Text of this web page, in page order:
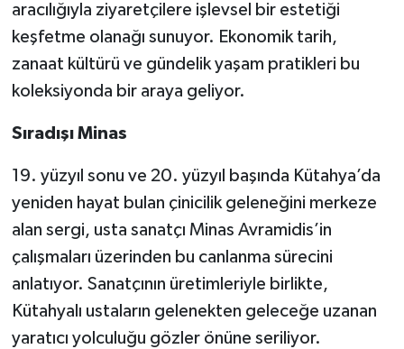
aracılığıyla ziyaretçilere işlevsel bir estetiği
keşfetme olanağı sunuyor. Ekonomik tarih,
zanaat kültürü ve gündelik yaşam pratikleri bu
koleksiyonda bir araya geliyor.
Sıradışı Minas
19. yüzyıl sonu ve 20. yüzyıl başında Kütahya’da
yeniden hayat bulan çinicilik geleneğini merkeze
alan sergi, usta sanatçı Minas Avramidis’in
çalışmaları üzerinden bu canlanma sürecini
anlatıyor. Sanatçının üretimleriyle birlikte,
Kütahyalı ustaların gelenekten geleceğe uzanan
yaratıcı yolculuğu gözler önüne seriliyor.